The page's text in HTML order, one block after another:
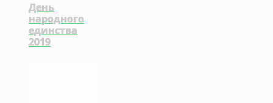
День
народного
единства
2019